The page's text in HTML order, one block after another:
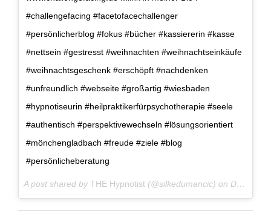
#challengefacing #facetofacechallenger
#persönlicherblog #fokus #bücher #kassiererin #kasse
#nettsein #gestresst #weihnachten #weihnachtseinkäufe
#weihnachtsgeschenk #erschöpft #nachdenken
#unfreundlich #webseite #großartig #wiesbaden
#hypnotiseurin #heilpraktikerfürpsychotherapie #seele
#authentisch #perspektivewechseln #lösungsorientiert
#mönchengladbach #freude #ziele #blog
#persönlicheberatung
A post shared by THE Hypnotist (@silkedumancic) on Dec 22, 2017 at 8:00am PST